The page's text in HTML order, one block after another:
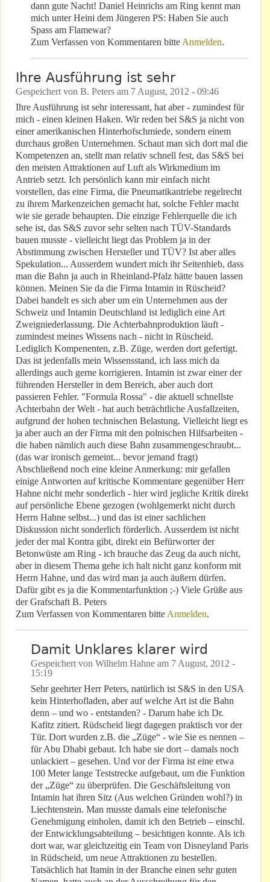
dann gute Nacht! Daniel Heinrichs am Ring kennt man
mich unter Heini dem Jüngeren PS: Haben Sie auch
Spass am Flamewar?
Zum Verfassen von Kommentaren bitte Anmelden.
Ihre Ausführung ist sehr
Gespeichert von B. Peters am 7 August, 2012 - 09:46
Ihre Ausführung ist sehr interessant, hat aber - zumindest für
mich - einen kleinen Haken. Wir reden bei S&S ja nicht von
einer amerikanischen Hinterhofschmiede, sondern einem
durchaus großen Unternehmen. Schaut man sich dort mal die
Kompetenzen an, stellt man relativ schnell fest, das S&S bei
den meisten Attraktionen auf Luft als Wirkmedium im
Antrieb setzt. Ich persönlich kann mir einfach nicht
vorstellen, das eine Firma, die Pneumatikantriebe regelrecht
zu ihrem Markenzeichen gemacht hat, solche Fehler macht
wie sie gerade behaupten. Die einzige Fehlerquelle die ich
sehe ist, das S&S zuvor sehr selten nach TÜV-Standards
bauen musste - vielleicht liegt das Problem ja in der
Abstimmung zwischen Hersteller und TÜV? Ist aber alles
Spekulation... Ausserdem wundert mich ihr Seitenhieb, dass
man die Bahn ja auch in Rheinland-Pfalz hätte bauen lassen
können. Meinen Sie da die Firma Intamin in Rüscheid?
Dabei handelt es sich aber um ein Unternehmen aus der
Schweiz und Intamin Deutschland ist lediglich eine Art
Zweigniederlassung. Die Achterbahnproduktion läuft -
zumindest meines Wissens nach - nicht in Rüscheid.
Lediglich Kompenenten, z.B. Züge, werden dort gefertigt.
Das ist jedenfalls mein Wissensstand, ich lass mich da
allerdings auch gerne korrigieren. Intamin ist zwar einer der
führenden Hersteller in dem Bereich, aber auch dort
passieren Fehler. "Formula Rossa" - die aktuell schnellste
Achterbahn der Welt - hat auch beträchtliche Ausfallzeiten,
aufgrund der hohen technischen Belastung. Vielleicht liegt es
ja aber auch an der Firma mit den polnischen Hilfsarbeiten -
die haben nämlich auch diese Bahn zusammengeschraubt...
(das war ironisch gemeint... bevor jemand fragt)
Abschließend noch eine kleine Anmerkung: mir gefallen
einige Antworten auf kritische Kommentare gegenüber Herr
Hahne nicht mehr sonderlich - hier wird jegliche Kritik direkt
auf persönliche Ebene gezogen (wohlgemerkt nicht durch
Herrn Hahne selbst...) und das ist einer sachlichen
Diskussion nicht sonderlich förderlich. Ausserdem ist nicht
jeder der mal Kontra gibt, direkt ein Befürworter der
Betonwüste am Ring - ich brauche das Zeug da auch nicht,
aber in diesem Thema gehe ich halt nicht ganz konform mit
Herrn Hahne, und das wird man ja auch äußern dürfen.
Dafür gibt es ja die Kommentarfunktion ;-) Viele Grüße aus
der Grafschaft B. Peters
Zum Verfassen von Kommentaren bitte Anmelden.
Damit Unklares klarer wird
Gespeichert von Wilhelm Hahne am 7 August, 2012 -
15:19
Sehr geehrter Herr Peters, natürlich ist S&S in den USA
kein Hinterhofladen, aber auf welche Art ist die Bahn
denn – und wo - entstanden? - Darum habe ich Dr.
Kafitz zitiert. Rüdscheid liegt dagegen praktisch vor der
Tür. Dort wurden z.B. die „Züge“ - wie Sie es nennen –
für Abu Dhabi gebaut. Ich habe sie dort – damals noch
unlackiert – gesehen. Und vor der Firma ist eine etwa
100 Meter lange Teststrecke aufgebaut, um die Funktion
der „Züge“ zu überprüfen. Die Geschäftsleitung von
Intamin hat ihren Sitz (Aus welchen Gründen wohl?) in
Liechtenstein. Man musste damals eine telefonische
Genehmigung einholen, damit ich den Betrieb – einschl.
der Entwicklungsabteilung – besichtigen konnte. Als ich
dort war, war gleichzeitig ein Team von Disneyland Paris
in Rüdscheid, um neue Attraktionen zu bestellen.
Tatsächlich hat Itamin in der Branche einen sehr guten